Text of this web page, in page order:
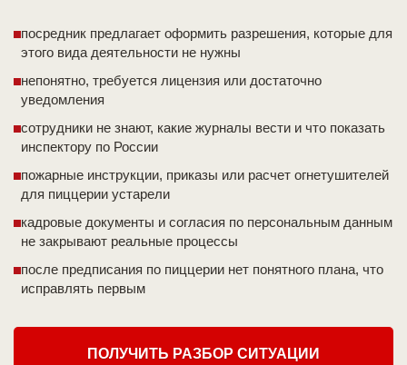
посредник предлагает оформить разрешения, которые для
этого вида деятельности не нужны
непонятно, требуется лицензия или достаточно
уведомления
сотрудники не знают, какие журналы вести и что показать
инспектору по России
пожарные инструкции, приказы или расчет огнетушителей
для пиццерии устарели
кадровые документы и согласия по персональным данным
не закрывают реальные процессы
после предписания по пиццерии нет понятного плана, что
исправлять первым
ПОЛУЧИТЬ РАЗБОР СИТУАЦИИ